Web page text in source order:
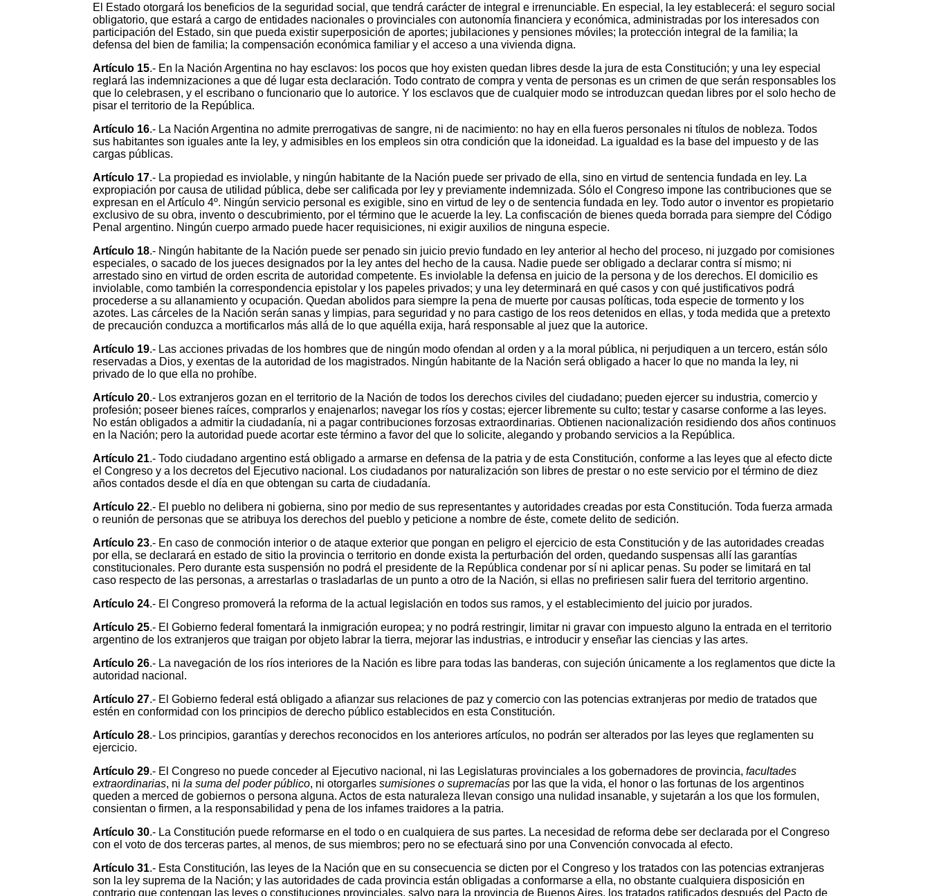
El Estado otorgará los beneficios de la seguridad social, que tendrá carácter de integral e irrenunciable. En especial, la ley establecerá: el seguro social
obligatorio, que estará a cargo de entidades nacionales o provinciales con autonomía financiera y económica, administradas por los interesados con
participación del Estado, sin que pueda existir superposición de aportes; jubilaciones y pensiones móviles; la protección integral de la familia; la
defensa del bien de familia; la compensación económica familiar y el acceso a una vivienda digna.
Artículo 15.- En la Nación Argentina no hay esclavos: los pocos que hoy existen quedan libres desde la jura de esta Constitución; y una ley especial
reglará las indemnizaciones a que dé lugar esta declaración. Todo contrato de compra y venta de personas es un crimen de que serán responsables los
que lo celebrasen, y el escribano o funcionario que lo autorice. Y los esclavos que de cualquier modo se introduzcan quedan libres por el solo hecho de
pisar el territorio de la República.
Artículo 16.- La Nación Argentina no admite prerrogativas de sangre, ni de nacimiento: no hay en ella fueros personales ni títulos de nobleza. Todos
sus habitantes son iguales ante la ley, y admisibles en los empleos sin otra condición que la idoneidad. La igualdad es la base del impuesto y de las
cargas públicas.
Artículo 17.- La propiedad es inviolable, y ningún habitante de la Nación puede ser privado de ella, sino en virtud de sentencia fundada en ley. La
expropiación por causa de utilidad pública, debe ser calificada por ley y previamente indemnizada. Sólo el Congreso impone las contribuciones que se
expresan en el Artículo 4º. Ningún servicio personal es exigible, sino en virtud de ley o de sentencia fundada en ley. Todo autor o inventor es propietario
exclusivo de su obra, invento o descubrimiento, por el término que le acuerde la ley. La confiscación de bienes queda borrada para siempre del Código
Penal argentino. Ningún cuerpo armado puede hacer requisiciones, ni exigir auxilios de ninguna especie.
Artículo 18.- Ningún habitante de la Nación puede ser penado sin juicio previo fundado en ley anterior al hecho del proceso, ni juzgado por comisiones
especiales, o sacado de los jueces designados por la ley antes del hecho de la causa. Nadie puede ser obligado a declarar contra sí mismo; ni
arrestado sino en virtud de orden escrita de autoridad competente. Es inviolable la defensa en juicio de la persona y de los derechos. El domicilio es
inviolable, como también la correspondencia epistolar y los papeles privados; y una ley determinará en qué casos y con qué justificativos podrá
procederse a su allanamiento y ocupación. Quedan abolidos para siempre la pena de muerte por causas políticas, toda especie de tormento y los
azotes. Las cárceles de la Nación serán sanas y limpias, para seguridad y no para castigo de los reos detenidos en ellas, y toda medida que a pretexto
de precaución conduzca a mortificarlos más allá de lo que aquélla exija, hará responsable al juez que la autorice.
Artículo 19.- Las acciones privadas de los hombres que de ningún modo ofendan al orden y a la moral pública, ni perjudiquen a un tercero, están sólo
reservadas a Dios, y exentas de la autoridad de los magistrados. Ningún habitante de la Nación será obligado a hacer lo que no manda la ley, ni
privado de lo que ella no prohíbe.
Artículo 20.- Los extranjeros gozan en el territorio de la Nación de todos los derechos civiles del ciudadano; pueden ejercer su industria, comercio y
profesión; poseer bienes raíces, comprarlos y enajenarlos; navegar los ríos y costas; ejercer libremente su culto; testar y casarse conforme a las leyes.
No están obligados a admitir la ciudadanía, ni a pagar contribuciones forzosas extraordinarias. Obtienen nacionalización residiendo dos años continuos
en la Nación; pero la autoridad puede acortar este término a favor del que lo solicite, alegando y probando servicios a la República.
Artículo 21.- Todo ciudadano argentino está obligado a armarse en defensa de la patria y de esta Constitución, conforme a las leyes que al efecto dicte
el Congreso y a los decretos del Ejecutivo nacional. Los ciudadanos por naturalización son libres de prestar o no este servicio por el término de diez
años contados desde el día en que obtengan su carta de ciudadanía.
Artículo 22.- El pueblo no delibera ni gobierna, sino por medio de sus representantes y autoridades creadas por esta Constitución. Toda fuerza armada
o reunión de personas que se atribuya los derechos del pueblo y peticione a nombre de éste, comete delito de sedición.
Artículo 23.- En caso de conmoción interior o de ataque exterior que pongan en peligro el ejercicio de esta Constitución y de las autoridades creadas
por ella, se declarará en estado de sitio la provincia o territorio en donde exista la perturbación del orden, quedando suspensas allí las garantías
constitucionales. Pero durante esta suspensión no podrá el presidente de la República condenar por sí ni aplicar penas. Su poder se limitará en tal
caso respecto de las personas, a arrestarlas o trasladarlas de un punto a otro de la Nación, si ellas no prefiriesen salir fuera del territorio argentino.
Artículo 24.- El Congreso promoverá la reforma de la actual legislación en todos sus ramos, y el establecimiento del juicio por jurados.
Artículo 25.- El Gobierno federal fomentará la inmigración europea; y no podrá restringir, limitar ni gravar con impuesto alguno la entrada en el territorio
argentino de los extranjeros que traigan por objeto labrar la tierra, mejorar las industrias, e introducir y enseñar las ciencias y las artes.
Artículo 26.- La navegación de los ríos interiores de la Nación es libre para todas las banderas, con sujeción únicamente a los reglamentos que dicte la
autoridad nacional.
Artículo 27.- El Gobierno federal está obligado a afianzar sus relaciones de paz y comercio con las potencias extranjeras por medio de tratados que
estén en conformidad con los principios de derecho público establecidos en esta Constitución.
Artículo 28.- Los principios, garantías y derechos reconocidos en los anteriores artículos, no podrán ser alterados por las leyes que reglamenten su
ejercicio.
Artículo 29.- El Congreso no puede conceder al Ejecutivo nacional, ni las Legislaturas provinciales a los gobernadores de provincia,facultades
extraordinarias, nila suma del poder público, ni otorgarlessumisiones o supremacías por las que la vida, el honor o las fortunas de los argentinos
queden a merced de gobiernos o persona alguna. Actos de esta naturaleza llevan consigo una nulidad insanable, y sujetarán a los que los formulen,
consientan o firmen, a la responsabilidad y pena de los infames traidores a la patria.
Artículo 30.- La Constitución puede reformarse en el todo o en cualquiera de sus partes. La necesidad de reforma debe ser declarada por el Congreso
con el voto de dos terceras partes, al menos, de sus miembros; pero no se efectuará sino por una Convención convocada al efecto.
Artículo 31.- Esta Constitución, las leyes de la Nación que en su consecuencia se dicten por el Congreso y los tratados con las potencias extranjeras
son la ley suprema de la Nación; y las autoridades de cada provincia están obligadas a conformarse a ella, no obstante cualquiera disposición en
contrario que contengan las leyes o constituciones provinciales, salvo para la provincia de Buenos Aires, los tratados ratificados después del Pacto de